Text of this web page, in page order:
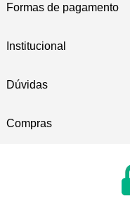
Formas de pagamento
Institucional
Dúvidas
Compras